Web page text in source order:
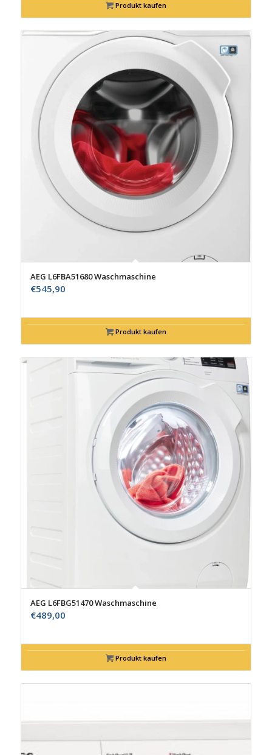
Produkt kaufen
AEG L6FBA51680 Waschmaschine
€545,90
Produkt kaufen
AEG L6FBG51470 Waschmaschine
€489,00
Produkt kaufen